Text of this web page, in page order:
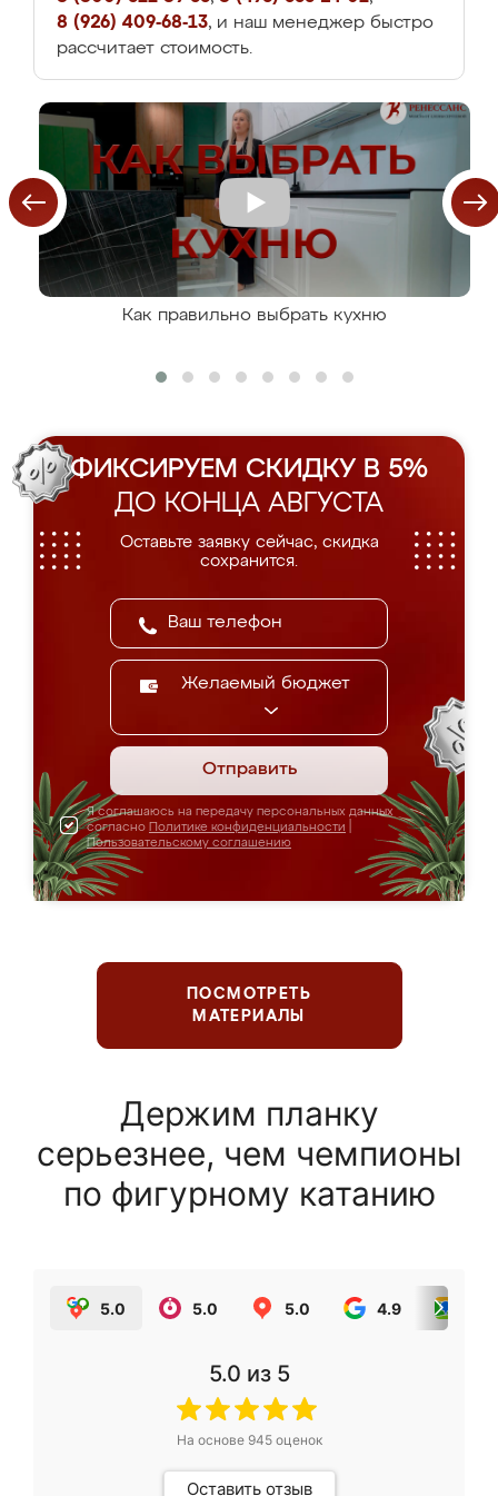
8 (926) 409-68-13, и наш менеджер быстро
рассчитает стоимость.
Как правильно выбрать кухню
ФИКСИРУЕМ СКИДКУ В 5%
ДО КОНЦА АВГУСТА
Оставьте заявку сейчас, скидка
сохранится.
Желаемый бюджет
Отправить
Я соглашаюсь на передачу персональных данных
согласно Политике конфиденциальности
Пользовательскому соглашению
ПОСМОТРЕТЬ
МАТЕРИАЛЫ
Держим планку
серьезнее, чем чемпионы
по фигурному катанию
5.0 5.0 5.0 4.9
5.0 из 5
На основе 945оценок
Оставить отзыв